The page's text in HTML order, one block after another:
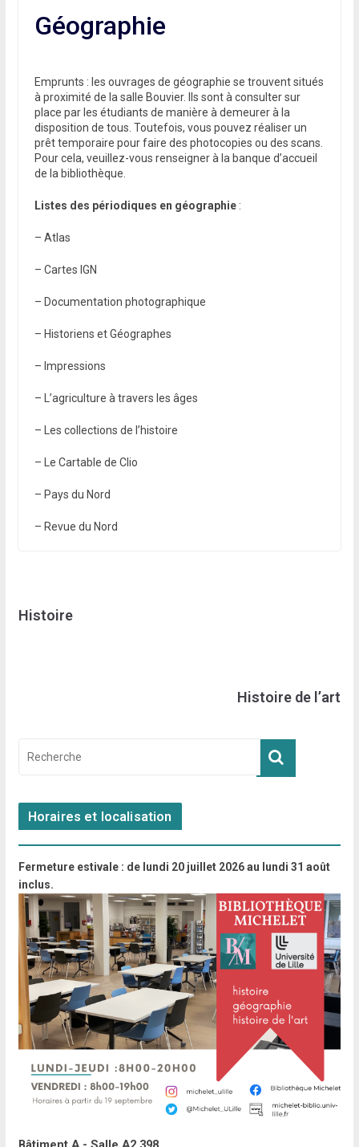
Géographie
Emprunts : les ouvrages de géographie se trouvent situés
à proximité de la salle Bouvier. Ils sont à consulter sur
place par les étudiants de manière à demeurer à la
disposition de tous. Toutefois, vous pouvez réaliser un
prêt temporaire pour faire des photocopies ou des scans.
Pour cela, veuillez-vous renseigner à la banque d’accueil
de la bibliothèque.
Listes des périodiques en géographie :
– Atlas
– Cartes IGN
– Documentation photographique
– Historiens et Géographes
– Impressions
– L’agriculture à travers les âges
– Les collections de l’histoire
– Le Cartable de Clio
– Pays du Nord
– Revue du Nord
Histoire
Histoire de l’art
Horaires et localisation
Fermeture estivale : de lundi 20 juillet 2026 au lundi 31 août
inclus.